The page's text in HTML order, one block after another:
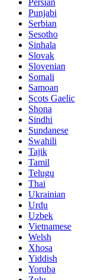
Persian
Punjabi
Serbian
Sesotho
Sinhala
Slovak
Slovenian
Somali
Samoan
Scots Gaelic
Shona
Sindhi
Sundanese
Swahili
Tajik
Tamil
Telugu
Thai
Ukrainian
Urdu
Uzbek
Vietnamese
Welsh
Xhosa
Yiddish
Yoruba